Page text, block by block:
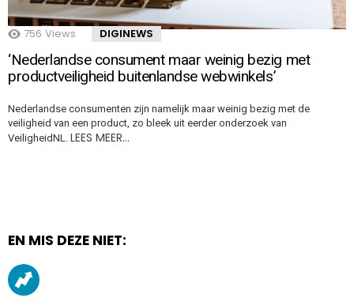
756 Views DIGINEWS
‘Nederlandse consument maar weinig bezig met
productveiligheid buitenlandse webwinkels’
Nederlandse consumenten zijn namelijk maar weinig bezig met de
veiligheid van een product, zo bleek uit eerder onderzoek van
VeiligheidNL. LEES MEER…
EN MIS DEZE NIET: